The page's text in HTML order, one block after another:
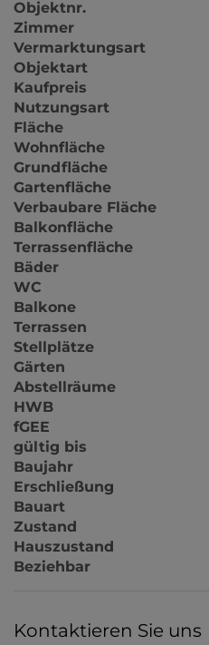
Objektnr.
Zimmer
Vermarktungsart
Objektart
Kaufpreis
Nutzungsart
Fläche
Wohnfläche
Grundfläche
Gartenfläche
Verbaubare Fläche
Balkonfläche
Terrassenfläche
Bäder
WC
Balkone
Terrassen
Stellplätze
Gärten
Abstellräume
HWB
fGEE
gültig bis
Baujahr
Erschließung
Bauart
Zustand
Hauszustand
Beziehbar
Kontaktieren Sie uns